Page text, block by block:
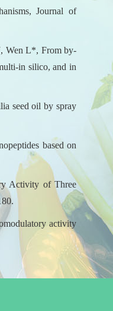
Journal of
Wen L*, From by-
in silico, and in
seed oil by spray
based on
Activity of Three
activity